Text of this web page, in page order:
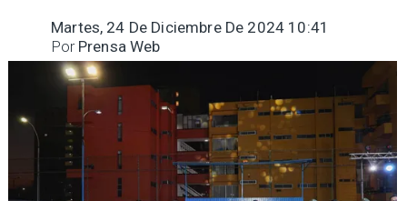
Martes, 24 De Diciembre De 2024 10:41
Prensa Web
Por